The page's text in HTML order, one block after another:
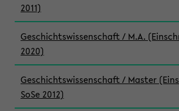
2011)
Geschichtswissenschaft / M.A.
2020)
Geschichtswissenschaft / Master
SoSe 2012)